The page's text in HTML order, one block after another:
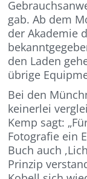
gab. Ab dem
der Akademie
den Laden
übrige
Bei den
keinerlei
Kemp sagt:
Fotografie ein
Buch auch
Prinzip